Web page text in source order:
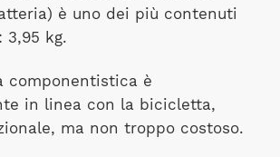
è uno dei più contenuti
3,95 kg.
componentistica è
in linea con la bicicletta,
ma non troppo costoso.